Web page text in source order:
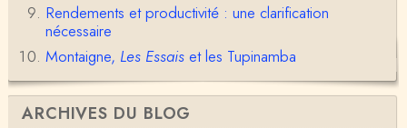
Damian
Merci de cet excellent texte (même si il y a sans d
oute une faute de frappe dans la citation de A,
H…
Pierre
Bonjour,En fin de conférence vous évoquez les ca
Rendements et productivité : une clarification
nécessaire
Montaigne, Les Essaiset les Tupinamba
ARCHIVES DU BLOG